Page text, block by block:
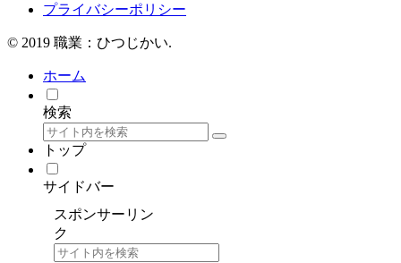
プライバシーポリシー
© 2019 職業：ひつじかい.
ホーム
検索
トップ
サイドバー
スポンサーリン
ク